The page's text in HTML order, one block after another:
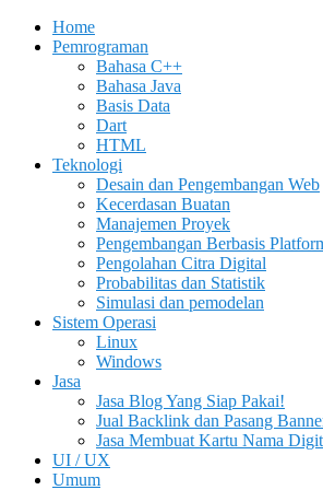
Home
Pemrograman
Bahasa C++
Bahasa Java
Basis Data
Dart
HTML
Teknologi
Desain dan Pengembangan Web
Kecerdasan Buatan
Manajemen Proyek
Pengembangan Berbasis
Pengolahan Citra Digital
Probabilitas dan Statistik
Simulasi dan pemodelan
Sistem Operasi
Linux
Windows
Jasa
Jasa Blog Yang Siap Pakai!
Jual Backlink dan Pasang
Jasa Membuat Kartu Nama
UI / UX
Umum